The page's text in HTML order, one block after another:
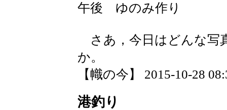
午後 ゆのみ作り
さあ，今日はどんな写
か。
【幟の今】 2015-10-28
港釣り